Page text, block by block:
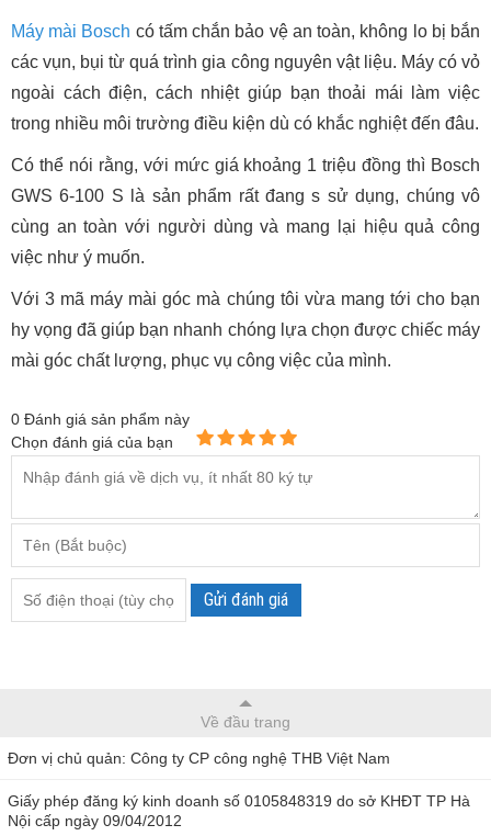
Máy mài Bosch có tấm chắn bảo vệ an toàn, không lo bị bắn
các vụn, bụi từ quá trình gia công nguyên vật liệu. Máy có vỏ
ngoài cách điện, cách nhiệt giúp bạn thoải mái làm việc
trong nhiều môi trường điều kiện dù có khắc nghiệt đến đâu.
Có thể nói rằng, với mức giá khoảng 1 triệu đồng thì Bosch
GWS 6-100 S là sản phẩm rất đang s sử dụng, chúng vô
cùng an toàn với người dùng và mang lại hiệu quả công
việc như ý muốn.
Với 3 mã máy mài góc mà chúng tôi vừa mang tới cho bạn
hy vọng đã giúp bạn nhanh chóng lựa chọn được chiếc máy
mài góc chất lượng, phục vụ công việc của mình.
0 Đánh giá sản phẩm này
Chọn đánh giá của bạn
Gửi đánh giá
Về đầu trang
Đơn vị chủ quản: Công ty CP công nghệ THB Việt Nam
Giấy phép đăng ký kinh doanh số 0105848319 do sở KHĐT TP Hà
Nội cấp ngày 09/04/2012